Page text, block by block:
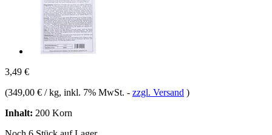
3,49 €
(349,00 € / kg, inkl. 7% MwSt. - zzgl. Versand )
Inhalt: 200 Korn